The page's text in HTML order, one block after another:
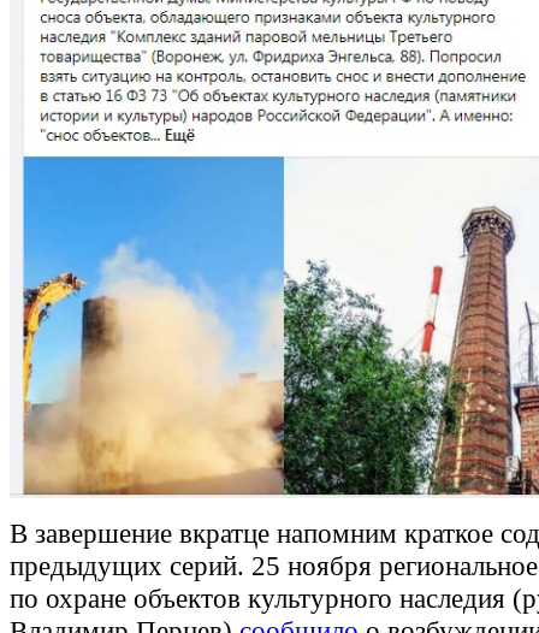
В завершение вкратце напомним краткое
предыдущих серий. 25 ноября
по охране объектов культурного наследия